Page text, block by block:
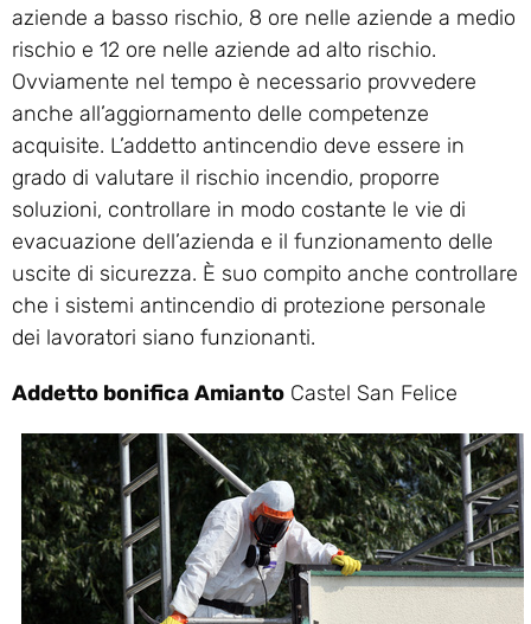
aziende a basso rischio, 8 ore nelle aziende a medio
rischio e 12 ore nelle aziende ad alto rischio.
Ovviamente nel tempo è necessario provvedere
anche all’aggiornamento delle competenze
acquisite. L’addetto antincendio deve essere in
grado di valutare il rischio incendio, proporre
soluzioni, controllare in modo costante le vie di
evacuazione dell’azienda e il funzionamento delle
uscite di sicurezza. È suo compito anche controllare
che i sistemi antincendio di protezione personale
dei lavoratori siano funzionanti.
Addetto bonifica Amianto Castel San Felice